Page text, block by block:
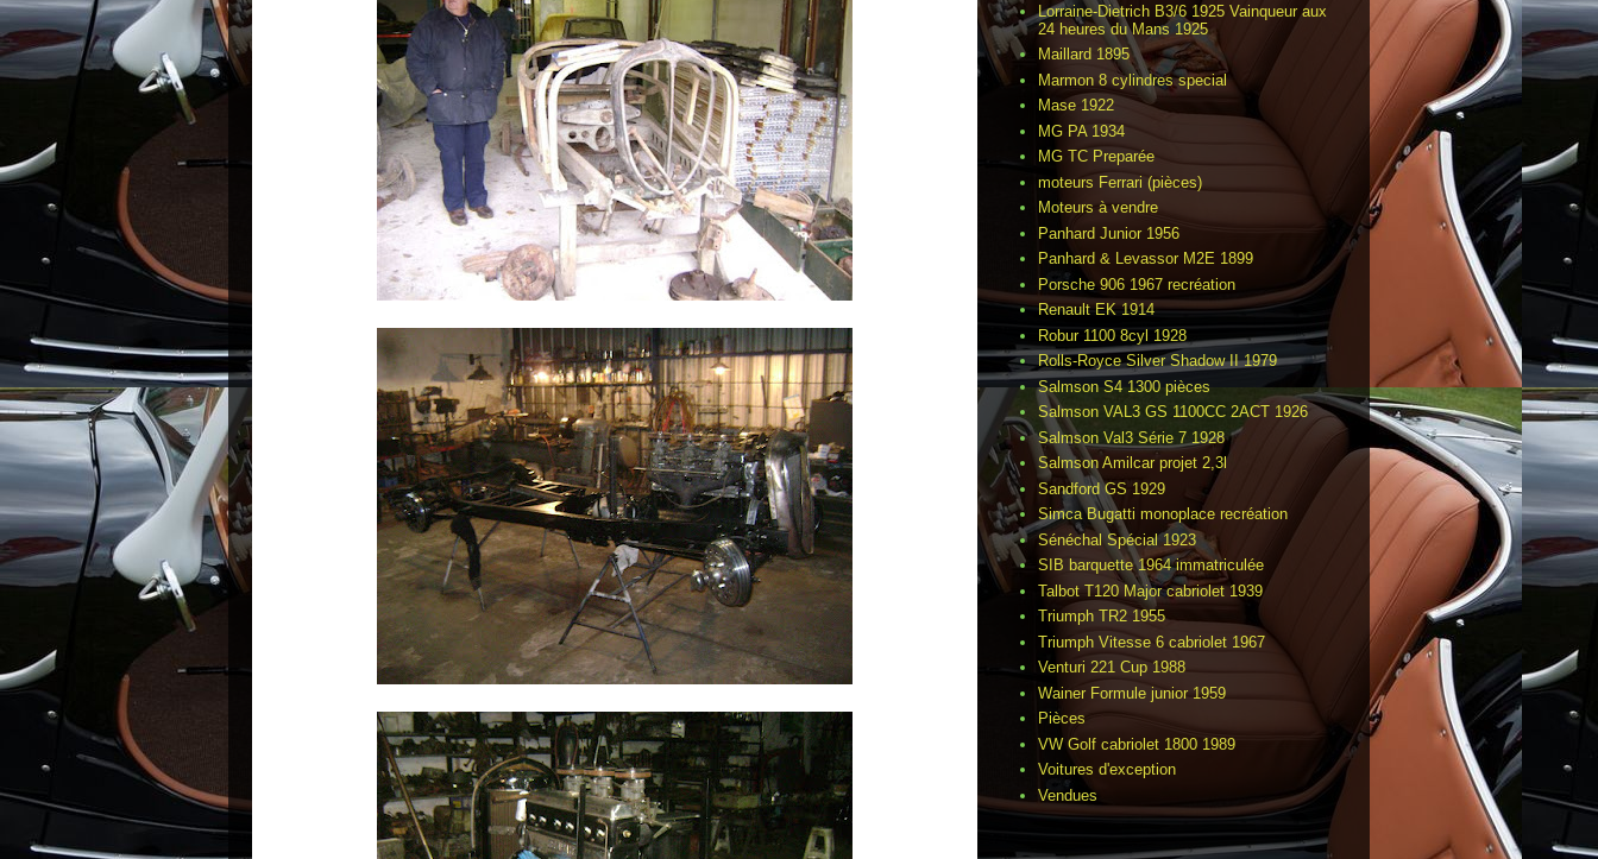
Lorraine-Dietrich B3/6 1925 Vainqueur aux
24 heures du Mans 1925
Maillard 1895
Marmon 8 cylindres special
Mase 1922
MG PA 1934
MG TC Preparée
moteurs Ferrari (pièces)
Moteurs à vendre
Panhard Junior 1956
Panhard & Levassor M2E 1899
Porsche 906 1967 recréation
Renault EK 1914
Robur 1100 8cyl 1928
Rolls-Royce Silver Shadow II 1979
Salmson S4 1300 pièces
Salmson VAL3 GS 1100CC 2ACT 1926
Salmson Val3 Série 7 1928
Salmson Amilcar projet 2,3l
Sandford GS 1929
Simca Bugatti monoplace recréation
Sénéchal Spécial 1923
SIB barquette 1964 immatriculée
Talbot T120 Major cabriolet 1939
Triumph TR2 1955
Triumph Vitesse 6 cabriolet 1967
Venturi 221 Cup 1988
Wainer Formule junior 1959
Pièces
VW Golf cabriolet 1800 1989
Voitures d'exception
Vendues